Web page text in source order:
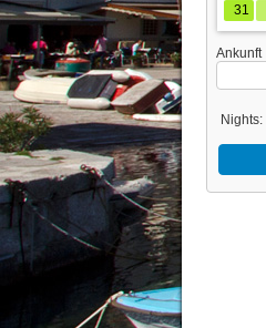
31
Ankunft
Nights: